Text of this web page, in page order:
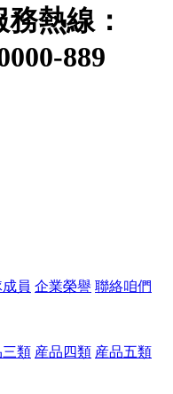
熱線：
889
員 企業榮譽 聯絡咱們
三類 産品四類 産品五類